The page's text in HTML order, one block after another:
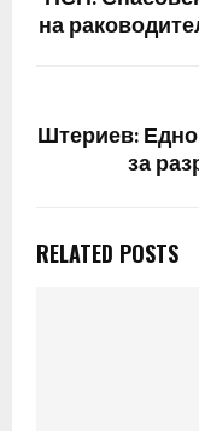
на
Штериев:
за
RELATED POSTS